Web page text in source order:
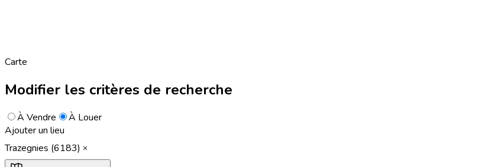
Carte
Modifier les critères de recherche
À Vendre
À Louer
Ajouter un lieu
Trazegnies (6183)